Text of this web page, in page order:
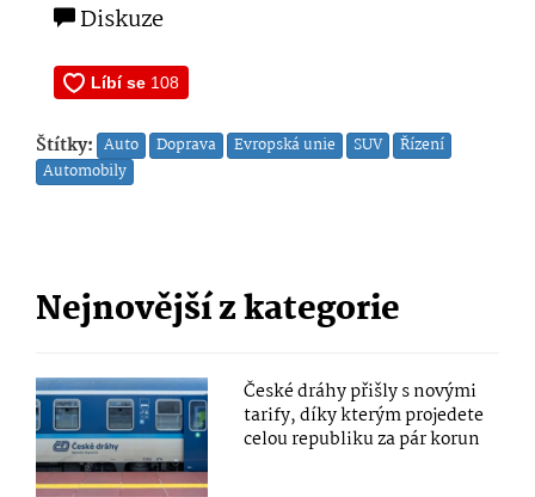
Diskuze
Štítky: Auto Doprava Evropská unie SUV
Řízení
Automobily
Nejnovější z kategorie
České dráhy přišly s novými
tarify, díky kterým projedete
celou republiku za pár korun